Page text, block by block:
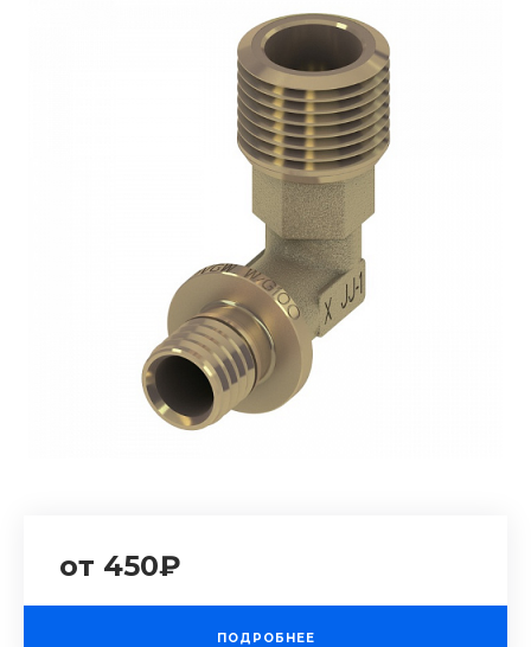
от 450₽
ПОДРОБНЕЕ